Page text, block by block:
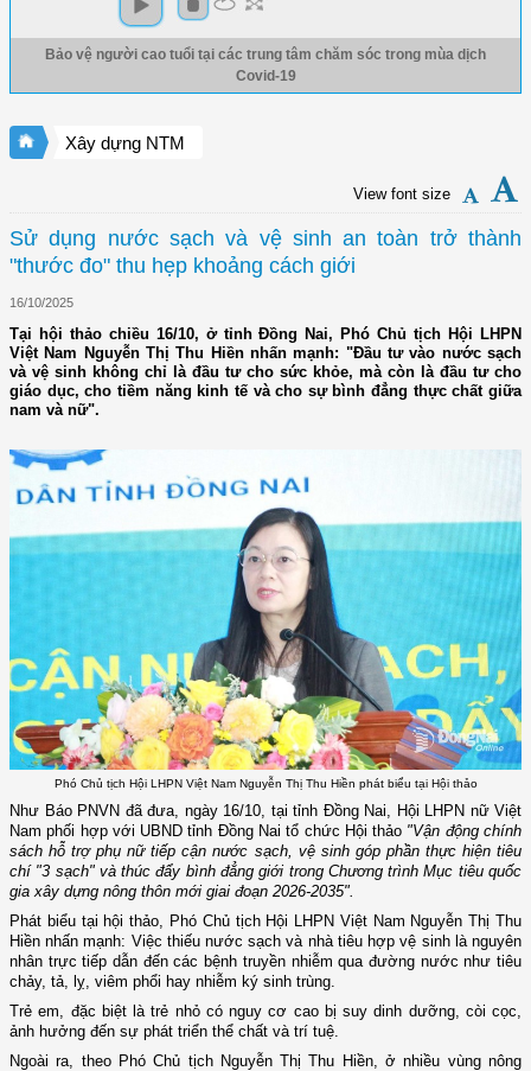
Bảo vệ người cao tuổi tại các trung tâm chăm sóc trong mùa dịch
Covid-19
Xây dựng NTM
View font size
Sử dụng nước sạch và vệ sinh an toàn trở thành
"thước đo" thu hẹp khoảng cách giới
16/10/2025
Tại hội thảo chiều 16/10, ở tỉnh Đồng Nai, Phó Chủ tịch Hội LHPN
Việt Nam Nguyễn Thị Thu Hiền nhấn mạnh: "Đầu tư vào nước sạch
và vệ sinh không chỉ là đầu tư cho sức khỏe, mà còn là đầu tư cho
giáo dục, cho tiềm năng kinh tế và cho sự bình đẳng thực chất giữa
nam và nữ".
Phó Chủ tịch Hội LHPN Việt Nam Nguyễn Thị Thu Hiền phát biểu tại Hội thảo
Như Báo PNVN đã đưa, ngày 16/10, tại tỉnh Đồng Nai, Hội LHPN nữ Việt
Nam phối hợp với UBND tỉnh Đồng Nai tổ chức Hội thảo "Vận động chính
sách hỗ trợ phụ nữ tiếp cận nước sạch, vệ sinh góp phần thực hiện tiêu
chí "3 sạch" và thúc đẩy bình đẳng giới trong Chương trình Mục tiêu quốc
gia xây dựng nông thôn mới giai đoạn 2026-2035".
Phát biểu tại hội thảo, Phó Chủ tịch Hội LHPN Việt Nam Nguyễn Thị Thu
Hiền nhấn mạnh: Việc thiếu nước sạch và nhà tiêu hợp vệ sinh là nguyên
nhân trực tiếp dẫn đến các bệnh truyền nhiễm qua đường nước như tiêu
chảy, tả, lỵ, viêm phổi hay nhiễm ký sinh trùng.
Trẻ em, đặc biệt là trẻ nhỏ có nguy cơ cao bị suy dinh dưỡng, còi cọc,
ảnh hưởng đến sự phát triển thể chất và trí tuệ.
Ngoài ra, theo Phó Chủ tịch Nguyễn Thị Thu Hiền, ở nhiều vùng nông